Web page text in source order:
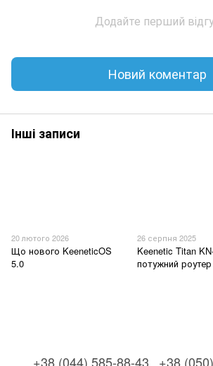
Додайте перший
Новий коментар
Інші записи
20 лютого 2026
Що нового KeeneticOS
5.0
26 серпня 2025
Keenetic Titan
потужний
+38 (044) 585-88-43 +38